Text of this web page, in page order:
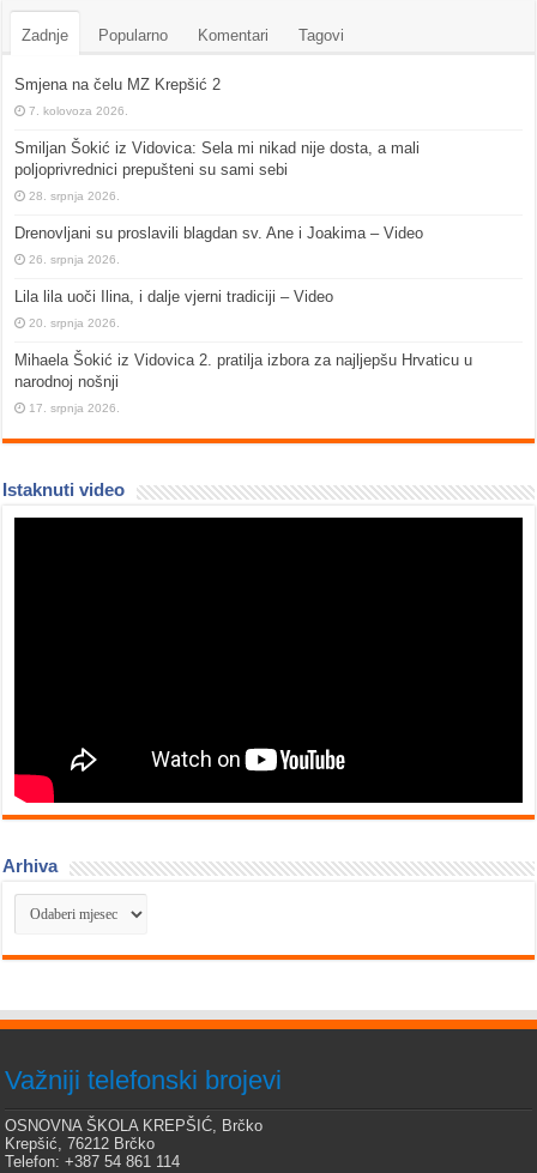
Zadnje Popularno Komentari Tagovi
Smjena na čelu MZ Krepšić 2
7. kolovoza 2026.
Smiljan Šokić iz Vidovica: Sela mi nikad nije dosta, a mali
poljoprivrednici prepušteni su sami sebi
28. srpnja 2026.
Drenovljani su proslavili blagdan sv. Ane i Joakima – Video
26. srpnja 2026.
Lila lila uoči Ilina, i dalje vjerni tradiciji – Video
20. srpnja 2026.
Mihaela Šokić iz Vidovica 2. pratilja izbora za najljepšu Hrvaticu u
narodnoj nošnji
17. srpnja 2026.
Istaknuti video
Arhiva
Arhiva
Važniji telefonski brojevi
OSNOVNA ŠKOLA KREPŠIĆ, Brčko
Krepšić, 76212 Brčko
Telefon: +387 54 861 114